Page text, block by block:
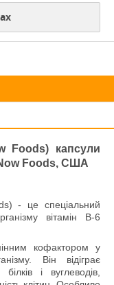
Foods) капсули
Now Foods, США
- це спеціальний
вітамін В-6
кофактором у
Він відіграє
і вуглеводів,